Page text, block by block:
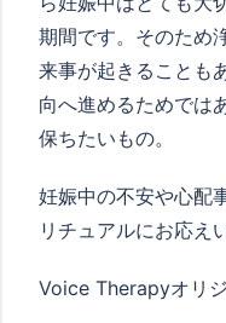
期間です。そのため
来事が起きることも
向へ進めるためでは
保ちたいもの。
妊娠中の不安や心配
リチュアルにお応え
Voice Therapyオリ